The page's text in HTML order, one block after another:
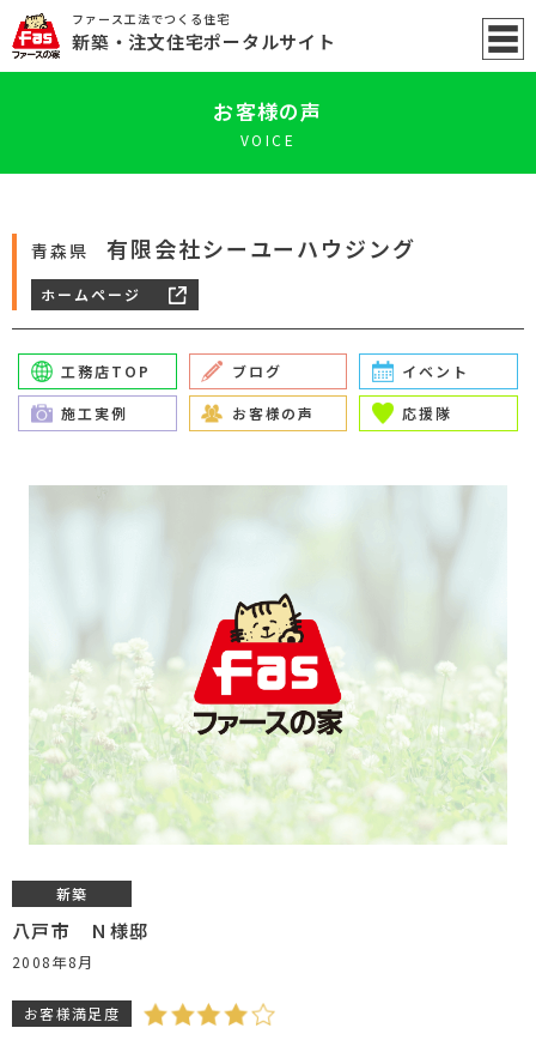
ファース工法でつくる住宅
新築 ・注文住宅ポータルサイト
お客様の声
VOICE
青森県 有限会社シーユーハウジング
ホームページ
工務店TOP ブログ イベント
施工実例 お客様の声 応援隊
新築
八戸市 Ｎ様邸
2008年8月
お客様満足度